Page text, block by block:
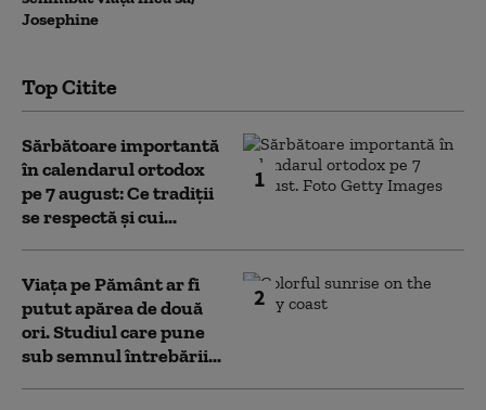
Josephine
Top Citite
1
Sărbătoare importantă
în calendarul ortodox
pe 7 august: Ce tradiții
se respectă și cui...
2
Viața pe Pământ ar fi
putut apărea de două
ori. Studiul care pune
sub semnul întrebării...